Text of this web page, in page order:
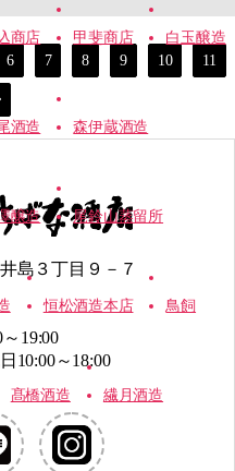
商店 甲斐商店 白玉醸造
酒造 森伊蔵酒造
醸造 尾鈴山蒸留所
恒松酒造本店 鳥飼
髙橋酒造 繊月酒造
6 7 8 9 10 11
島３丁目９－７
19:00
～18:00